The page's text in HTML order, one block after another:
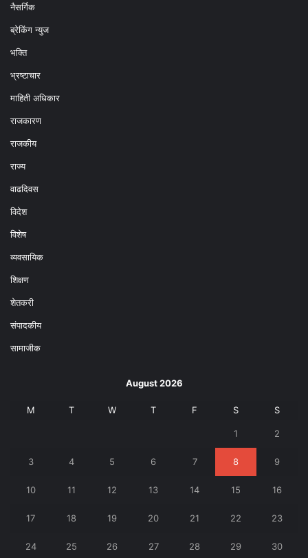
नैसर्गिक
ब्रेकिंग न्युज
भक्ति
भ्रष्टाचार
माहिती अधिकार
राजकारण
राजकीय
राज्य
वाढदिवस
विदेश
विशेष
व्यवसायिक
शिक्षण
शेतकरी
संपादकीय
सामाजीक
August 2026
M T W T F S S
1 2
3 4 5 6 7 8 9
10 11 12 13 14 15 16
17 18 19 20 21 22 23
24 25 26 27 28 29 30